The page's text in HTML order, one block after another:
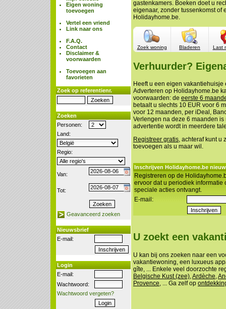
Eigen woning
toevoegen
Vertel een vriend
Link naar ons
F.A.Q.
Contact
Disclaimer &
voorwaarden
Toevoegen aan
favorieten
Zoek op referentienr.
Zoeken
Personen:
Land:
Regio:
Van:
Tot:
Geavanceerd zoeken
Nieuwsbrief
E-mail:
Login
E-mail:
Wachtwoord:
Wachtwoord vergeten?
gastenkamers. Boeken doet u
eigenaar, zonder tussenkomst of
Holidayhome.be.
Zoek woning Bladeren Last
Verhuurder?
Heeft u een eigen
Adverteren op Holidayhome.be
voorwaarden: de eerste 6
betaalt u slechts 10 EUR voor 6
voor 12 maanden, per iDeal,
Verlengen na deze 6 maanden is
advertentie wordt in meerdere
Registreer gratis, achteraf kunt u
toevoegen als u maar wil.
Inschrijven Holidayhome.be
Registreren op de
ervoor dat u periodiek informatie
speciale acties ontvangt.
E-mail:
U zoekt een
U kan bij ons zoeken naar een
vakantiewoning, een luxueus
gîte, ... Enkele veel doorzochte
Belgische Kust (zee) Ardèche
Provence , ... Ga zelf op